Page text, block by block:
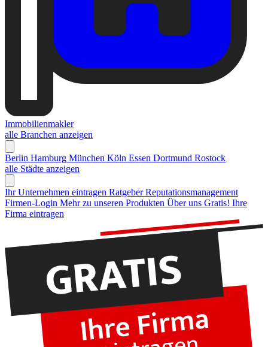
Immobilienmakler
alle Branchen anzeigen
Berlin Hamburg München Köln Essen Dortmund Rostock
alle Städte anzeigen
Ihr Unternehmen eintragen Ratgeber Reputationsmanagement
Firmen-Login Mehr zu unseren Produkten Über uns Gratis! Ihre
Firma eintragen